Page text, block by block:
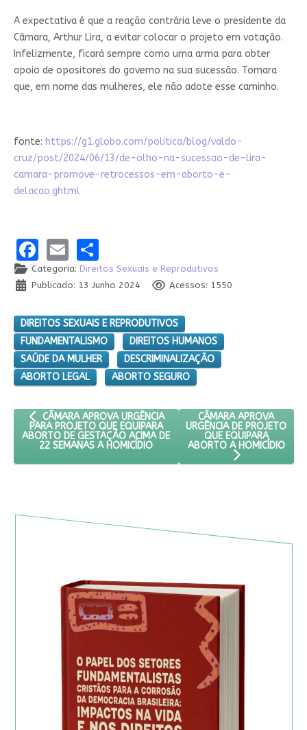
A expectativa é que a reação contrária leve o presidente da
Câmara, Arthur Lira, a evitar colocar o projeto em votação.
Infelizmente, ficará sempre como uma arma para obter
apoio de opositores do governo na sua sucessão. Tomara
que, em nome das mulheres, ele não adote esse caminho.
fonte: https://g1.globo.com/politica/blog/valdo-
cruz/post/2024/06/13/de-olho-na-sucessao-de-lira-
camara-promove-retrocessos-em-aborto-e-
delacao.ghtml
Facebook
EmailShare
Categoria: Direitos Sexuais e Reprodutivos
Publicado: 13 Junho 2024
Acessos: 1550
DIREITOS SEXUAIS E REPRODUTIVOS
FUNDAMENTALISMO
DIREITOS HUMANOS
SAÚDE DA MULHER
DESCRIMINALIZAÇÃO
ABORTO LEGAL
ABORTO SEGURO
ARTIGO ANTERIOR: CÂMARA APROVA URGÊNCIA PARA
CÂMARA APROVA URGÊNCIA
PARA PROJETO QUE EQUIPARA
ABORTO DE GESTAÇÃO ACIMA DE
22 SEMANAS A HOMICÍDIO
PRÓXIMO ARTIGO:
CÂMARA APROVA
URGÊNCIA DE PROJETO
QUE EQUIPARA
ABORTO A HOMICÍDIO